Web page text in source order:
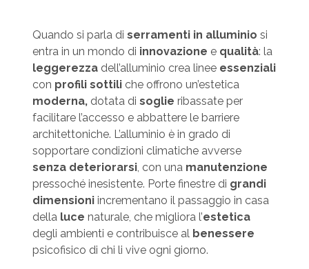
Quando si parla di serramenti in alluminio si
entra in un mondo di innovazione e qualità: la
leggerezzadell’alluminio crea linee essenziali
con profili sottiliche offrono un’estetica
moderna,dotata di soglie ribassate per
facilitare l’accesso e abbattere le barriere
architettoniche. L’alluminio è in grado di
sopportare condizioni climatiche avverse
senza deteriorarsi, con una manutenzione
pressoché inesistente. Porte finestre di grandi
dimensioniincrementano il passaggio in casa
della luce naturale, che migliora l’estetica
degli ambienti e contribuisce al benessere
psicofisico di chi li vive ogni giorno.